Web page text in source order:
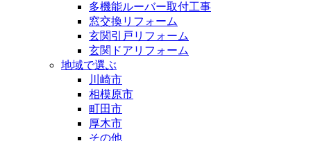
多機能ルーバー取付工事
窓交換リフォーム
玄関引戸リフォーム
玄関ドアリフォーム
地域で選ぶ
川崎市
相模原市
町田市
厚木市
その他